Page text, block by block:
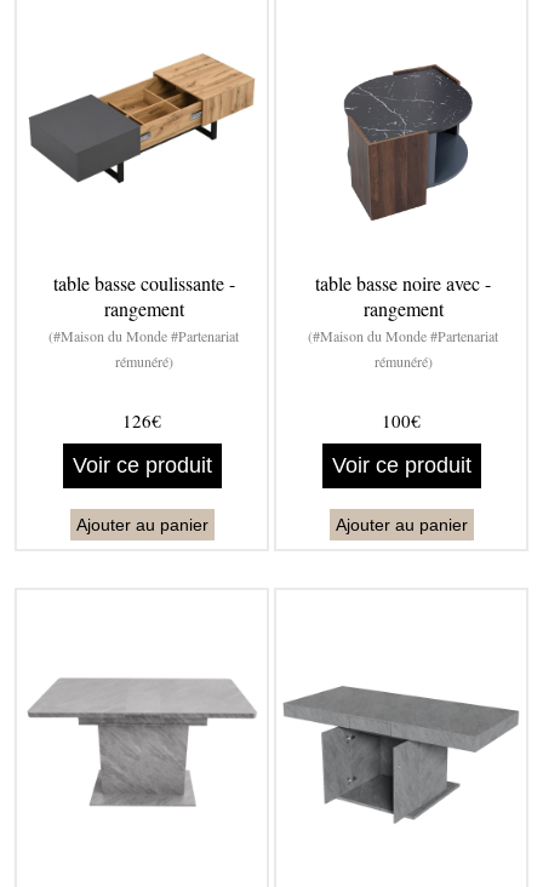
table basse coulissante -
rangement
(#Maison du Monde #Partenariat
rémunéré)
126€
Voir ce produit
Ajouter au panier
table basse noire avec -
rangement
(#Maison du Monde #Partenariat
rémunéré)
100€
Voir ce produit
Ajouter au panier